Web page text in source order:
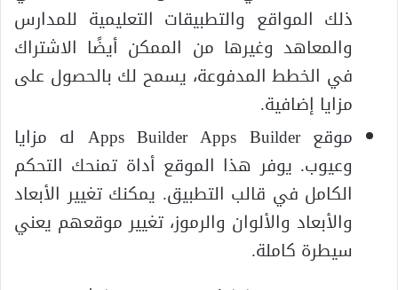
ذلك المواقع والتطبيقات التعليمية للمدارس
والمعاهد وغيرها من الممكن أيضًا الاشتراك
في الخطط المدفوعة، يسمح لك بالحصول على
مزايا إضافية.
موقع Apps Builder Apps Builder له مزايا
وعيوب. يوفر هذا الموقع أداة تمنحك التحكم
الكامل في قالب التطبيق. يمكنك تغيير الأبعاد
والأبعاد والألوان والرموز، تغيير موقعهم يعني
سيطرة كاملة.